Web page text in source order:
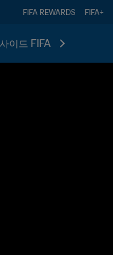
FIFA REWARDS FIFA+
이드 FIFA